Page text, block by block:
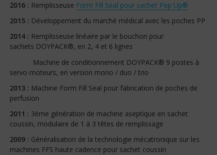
2016 : Remplisseuse Form Fill Seal pour sachet Pep Up®
2015 : Développement du marché médical avec les poches PP
2014 : Remplisseuse linéaire par le bouchon pour
sachets DOYPACK®, en 2, 4 et 6 lignes
Machine de conditionnement DOYPACK® 9 postes à
servo-moteurs, en version mono / duo / trio
2013 : Machine Form Fill Seal pour fabrication de poches de
perfusion
2011 : 3ème génération de machine aseptique en sachet
coussin, modulaire de 1 à 3 têtes de remplissage
2009 : Généralisation de la technologie mécatronique sur les
machines FFS haute cadence pour sachet coussin